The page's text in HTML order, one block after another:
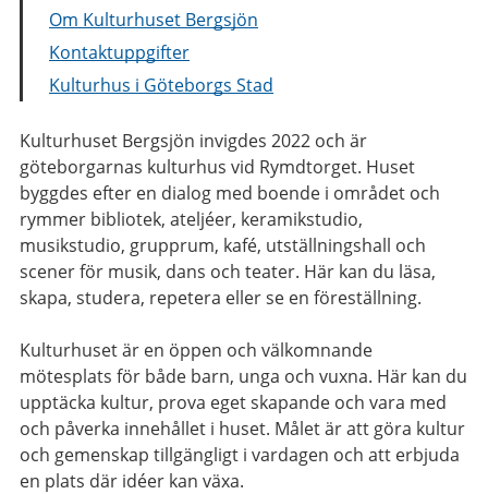
Om Kulturhuset Bergsjön
Kontaktuppgifter
Kulturhus i Göteborgs Stad
Kulturhuset Bergsjön invigdes 2022 och är
göteborgarnas kulturhus vid Rymdtorget. Huset
byggdes efter en dialog med boende i området och
rymmer bibliotek, ateljéer, keramikstudio,
musikstudio, grupprum, kafé, utställningshall och
scener för musik, dans och teater. Här kan du läsa,
skapa, studera, repetera eller se en föreställning.
Kulturhuset är en öppen och välkomnande
mötesplats för både barn, unga och vuxna. Här kan du
upptäcka kultur, prova eget skapande och vara med
och påverka innehållet i huset. Målet är att göra kultur
och gemenskap tillgängligt i vardagen och att erbjuda
en plats där idéer kan växa.